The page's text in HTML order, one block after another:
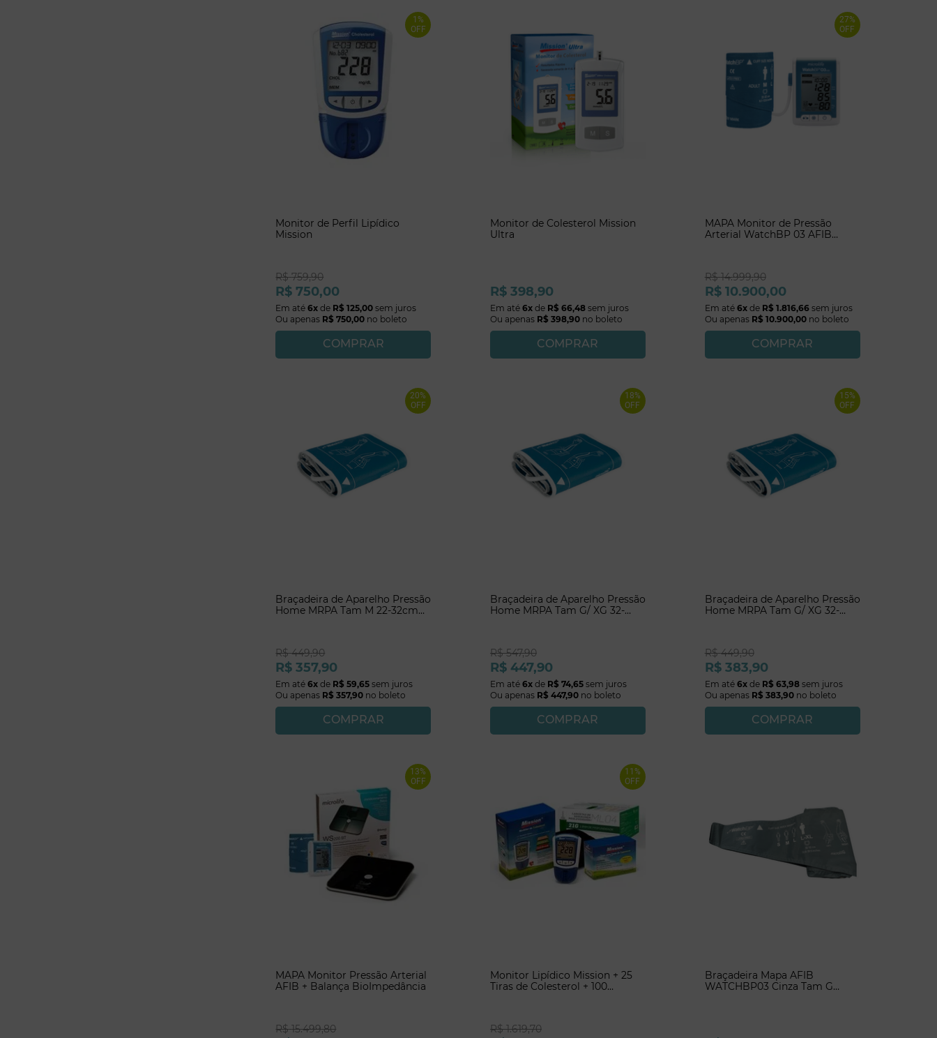
1%
OFF
Monitor de Perfil Lipídico
Mission
R$ 759,90
R$ 750,00
Em até6x de R$ 125,00 sem juros
Ou apenas R$ 750,00 no boleto
COMPRAR
Monitor de Colesterol Mission
Ultra
R$ 398,90
Em até 6xde R$ 66,48sem juros
Ou apenas R$ 398,90no boleto
COMPRAR
27%
OFF
MAPA Monitor de Pressão
Arterial WatchBP 03 AFIB
R$ 14.999,90
R$ 10.900,00
Em até 6xde R$ 1.816,66sem juros
Ou apenas R$ 10.900,00no boleto
COMPRAR
20%
OFF
Braçadeira de Aparelho Pressão
Home MRPA Tam M 22-32cm
R$ 449,90
R$ 357,90
Em até6x de R$ 59,65 sem juros
Ou apenas R$ 357,90 no boleto
COMPRAR
18%
OFF
Braçadeira de Aparelho Pressão
Home MRPA Tam G/ XG 32-
R$ 547,90
R$ 447,90
Em até 6xde R$ 74,65sem juros
Ou apenas R$ 447,90no boleto
COMPRAR
15%
OFF
Braçadeira de Aparelho Pressão
Home MRPA Tam G/ XG 32-
R$ 449,90
R$ 383,90
Em até 6xde R$ 63,98sem juros
Ou apenas R$ 383,90no boleto
COMPRAR
13%
OFF
MAPA Monitor Pressão Arterial
AFIB + Balança BioImpedância
R$ 15.499,80
11%
OFF
Monitor Lipídico Mission + 25
Tiras de Colesterol + 100
R$ 1.619,70
Braçadeira Mapa AFIB
WATCHBP03 Cinza Tam G